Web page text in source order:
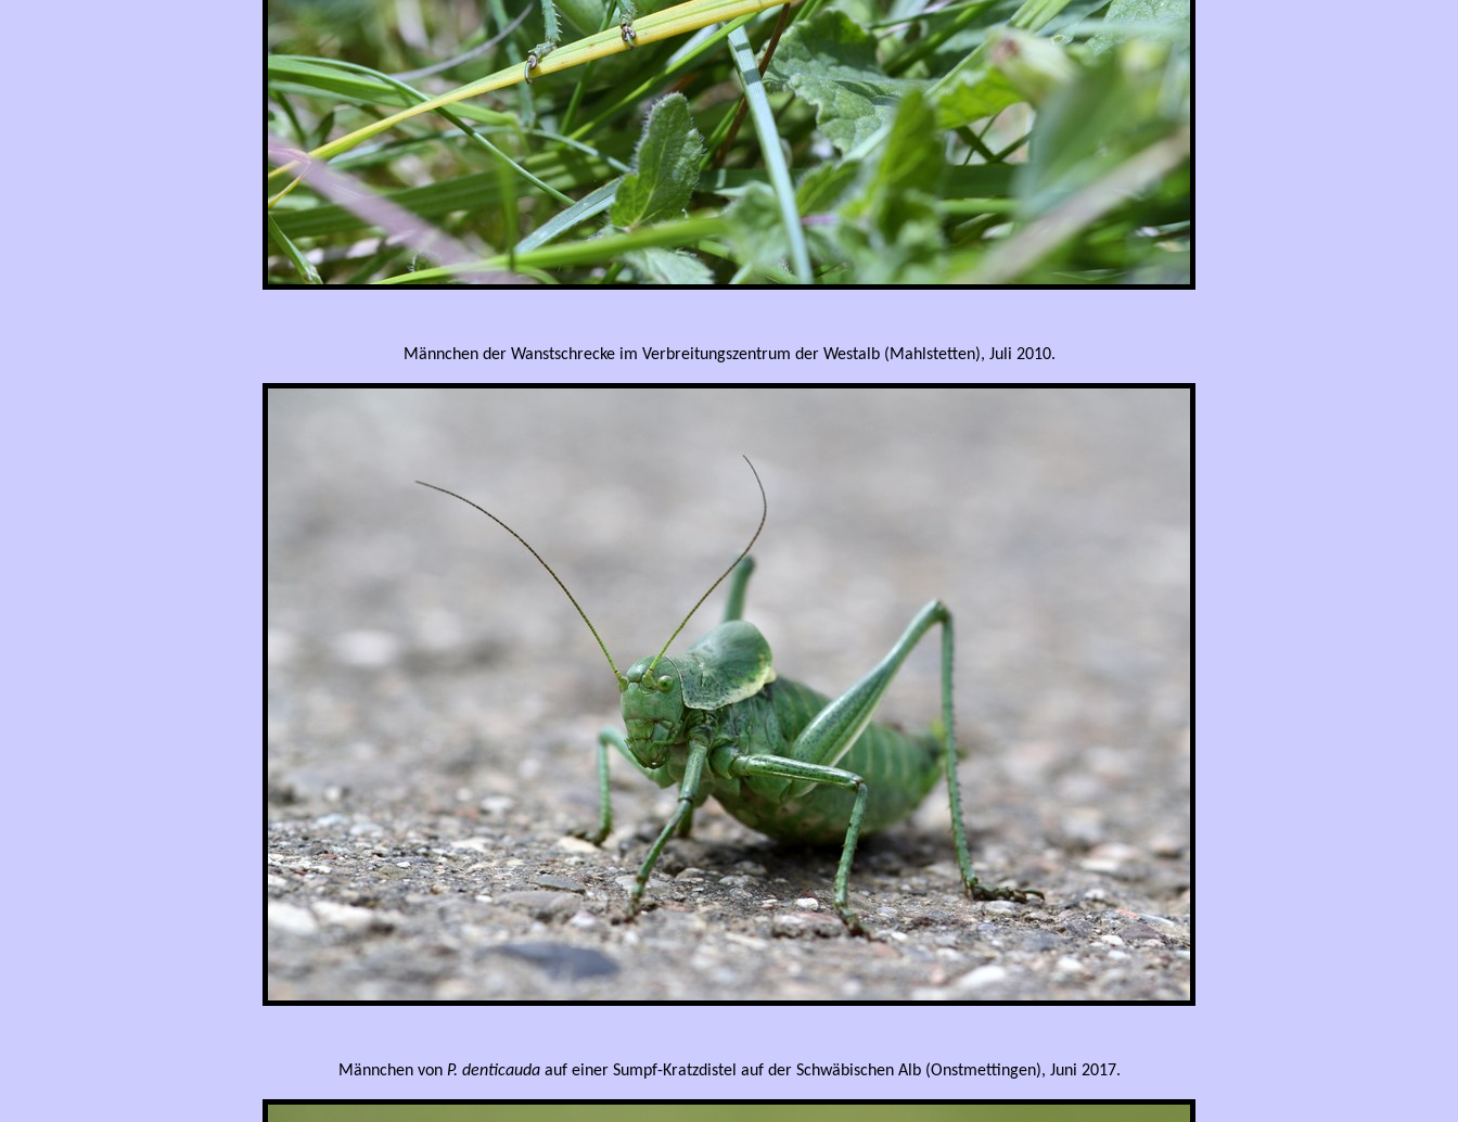
Männchen der Wanstschrecke im Verbreitungszentrum der Westalb (Mahlstetten), Juli 2010.
Männchen von P. denticaudaauf einer Sumpf-Kratzdistel auf der Schwäbischen Alb (Onstmettingen), Juni 2017.